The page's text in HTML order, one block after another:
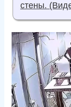
стены.